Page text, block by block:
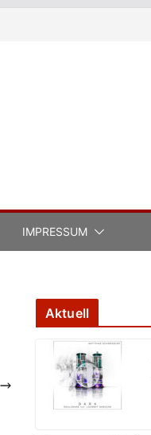
IMPRESSUM
Aktuell